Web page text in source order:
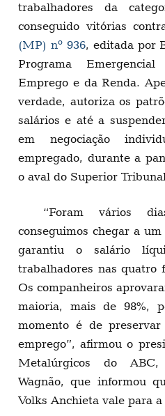
trabalhadores da
conseguido vitórias
(MP) nº 936, editada por
Programa
Emprego e da Renda.
verdade, autoriza os
salários e até a
em negociação
empregado, durante a
o aval do Superior
“Foram vários
conseguimos chegar a
garantiu o salário
trabalhadores nas quatro
Os companheiros
maioria, mais de 98%,
momento é de
emprego”, afirmou o
Metalúrgicos do
Wagnão, que informou
Volks Anchieta vale para